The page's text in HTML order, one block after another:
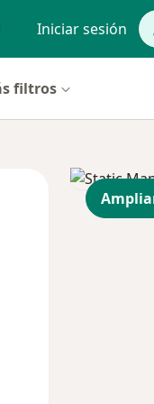
Iniciar sesión
filtros
Vie
14 Ago